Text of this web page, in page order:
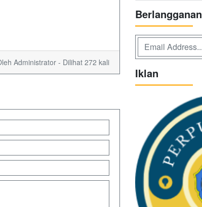
Administrator - Dilihat 272 kali
Berlangganan
Iklan